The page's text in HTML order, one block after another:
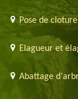
Pose de
Elagueur et
Abattage